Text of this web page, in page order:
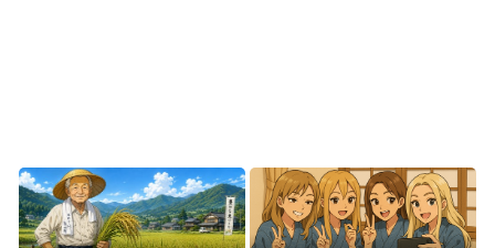
Powered by livedoor 相互RSS